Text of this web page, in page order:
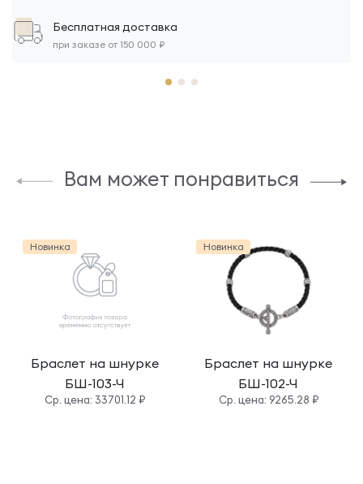
Бесплатная доставка
при заказе от 150 000 ₽
Вам может понравиться
Новинка
Браслет на шнурке
БШ-103-Ч
Cр. цена: 33701.12 ₽
Новинка
Браслет на шнурке
БШ-102-Ч
Cр. цена: 9265.28 ₽